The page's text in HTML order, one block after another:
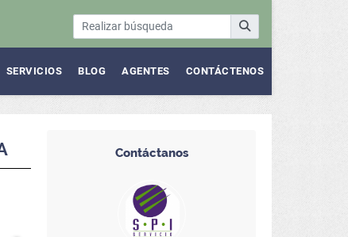
SERVICIOS BLOG AGENTES CONTÁCTENOS
Contáctanos